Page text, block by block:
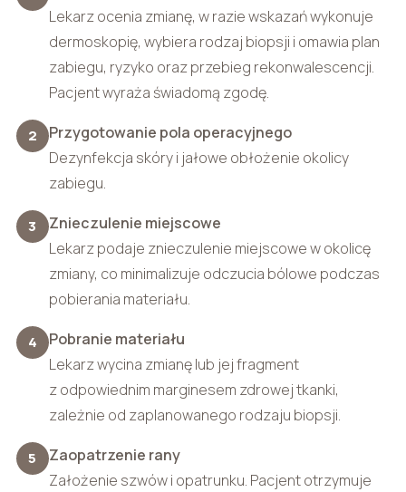
Lekarz ocenia zmianę, w razie wskazań wykonuje
dermoskopię, wybiera rodzaj biopsji i omawia plan
zabiegu, ryzyko oraz przebieg rekonwalescencji.
Pacjent wyraża świadomą zgodę.
2
Przygotowanie pola operacyjnego
Dezynfekcja skóry i jałowe obłożenie okolicy
zabiegu.
3
Znieczulenie miejscowe
Lekarz podaje znieczulenie miejscowe w okolicę
zmiany, co minimalizuje odczucia bólowe podczas
pobierania materiału.
4
Pobranie materiału
Lekarz wycina zmianę lub jej fragment
z odpowiednim marginesem zdrowej tkanki,
zależnie od zaplanowanego rodzaju biopsji.
5
Zaopatrzenie rany
Założenie szwów i opatrunku. Pacjent otrzymuje